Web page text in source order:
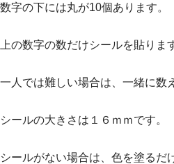
数字の下には丸が10個あります。
上の数字の数だけシールを貼りま
一人では難しい場合は、一緒に数
シールの大きさは１６ｍｍです。
シールがない場合は、色を塗るだ